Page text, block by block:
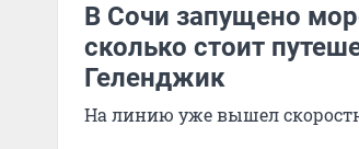
В Сочи запущено
сколько стоит
Геленджик
На линию уже вышел